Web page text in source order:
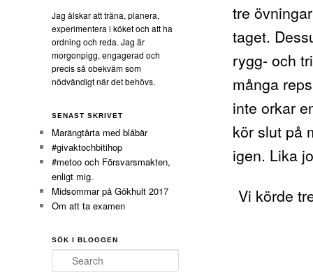
tre
taget.
rygg- och
många
inte orkar
kör slut på
igen. Lika
Vi körde
Jag älskar att träna, planera,
experimentera i köket och att ha
ordning och reda. Jag är
morgonpigg, engagerad och
precis så obekväm som
nödvändigt när det behövs.
SENAST SKRIVET
Marängtårta med blåbär
#givaktochbitihop
#metoo och Försvarsmakten,
enligt mig.
Midsommar på Gökhult 2017
Om att ta examen
SÖK I BLOGGEN
Search